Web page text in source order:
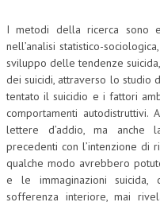
I metodi della ricerca sono
nell’analisi statistico-
sviluppo delle tendenze
dei suicidi, attraverso lo studio
tentato il suicidio e i fattori
comportamenti autodistruttivi.
lettere d’addio, ma anche
precedenti con l’intenzione di
qualche modo avrebbero
e le immaginazioni suicida,
sofferenza interiore, mai